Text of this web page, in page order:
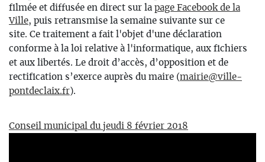
filmée et diffusée en direct sur la page Facebook de la
Ville, puis retransmise la semaine suivante sur ce
site. Ce traitement a fait l'objet d'une déclaration
conforme à la loi relative à l'informatique, aux fichiers
et aux libertés. Le droit d’accès, d’opposition et de
rectification s’exerce auprès du maire (mairie@ville-
pontdeclaix.fr).
Conseil municipal du jeudi 8 février 2018